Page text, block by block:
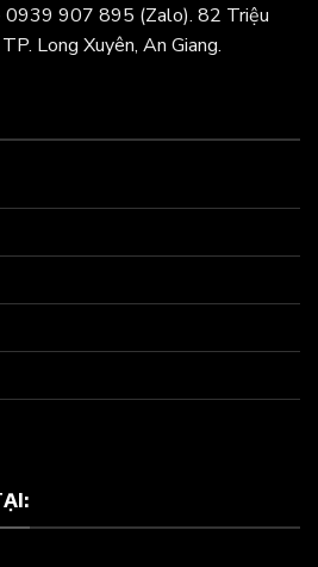
907 895 (Zalo). 82 Triệu
Long Xuyên, An Giang.